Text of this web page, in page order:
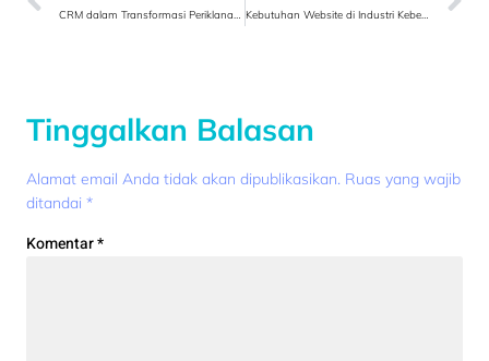
CRM dalam Transformasi Periklanan dan Pemasaran Kebutuhan Website di Industri Kebersihan dan Perawatan
Tinggalkan Balasan
Alamat email Anda tidak akan dipublikasikan. Ruas yang wajib
ditandai *
Komentar*